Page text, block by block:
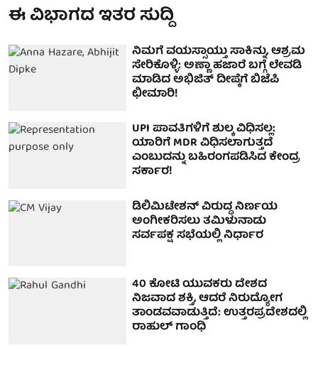
ಈ ವಿಭಾಗದ ಇತರ ಸುದ್ದಿ
ನಿಮಗೆ ವಯಸ್ಸಾಯ್ತು ಸಾಕಿನ್ನು, ಆಶ್ರಮ
ಸೇರಿಕೊಳ್ಳಿ: ಅಣ್ಣಾ ಹಜಾರೆ ಬಗ್ಗೆ ಲೇವಡಿ
ಮಾಡಿದ ಅಭಿಜಿತ್ ದೀಪ್ಕೆಗೆ ಬಿಜೆಪಿ
ಛೀಮಾರಿ!
UPI ಪಾವತಿಗಳಿಗೆ ಶುಲ್ಕ ವಿಧಿಸಲ್ಲ:
ಯಾರಿಗೆ MDR ವಿಧಿಸಲಾಗುತ್ತದೆ
ಎಂಬುದನ್ನು ಬಹಿರಂಗಪಡಿಸಿದ ಕೇಂದ್ರ
ಸರ್ಕಾರ!
ಡಿಲಿಮಿಟೇಶನ್ ವಿರುದ್ಧ ನಿರ್ಣಯ
ಅಂಗೀಕರಿಸಲು ತಮಿಳುನಾಡು
ಸರ್ವಪಕ್ಷ ಸಭೆಯಲ್ಲಿ ನಿರ್ಧಾರ
40 ಕೋಟಿ ಯುವಕರು ದೇಶದ
ನಿಜವಾದ ಶಕ್ತಿ, ಆದರೆ ನಿರುದ್ಯೋಗ
ತಾಂಡವವಾಡುತ್ತಿದೆ: ಉತ್ತರಪ್ರದೇಶದಲ್ಲಿ
ರಾಹುಲ್ ಗಾಂಧಿ